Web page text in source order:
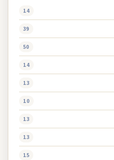
14
39
50
14
13
10
13
13
15